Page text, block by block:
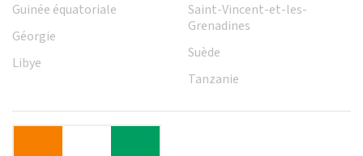
Guinée équatoriale
Géorgie
Libye
Saint-Vincent-et-les-
Grenadines
Suède
Tanzanie